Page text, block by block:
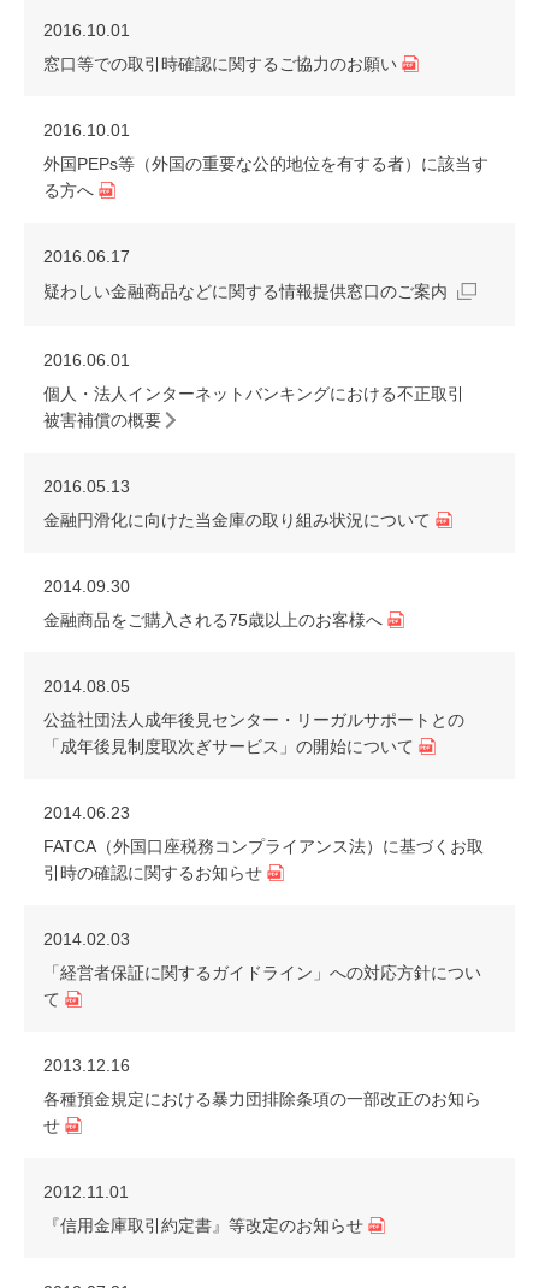
2016.10.01
窓口等での取引時確認に関するご協力のお願い
2016.10.01
外国PEPs等（外国の重要な公的地位を有する者）に該当す
る方へ
2016.06.17
疑わしい金融商品などに関する情報提供窓口のご案内
2016.06.01
個人・法人インターネットバンキングにおける不正取引
被害補償の概要
2016.05.13
金融円滑化に向けた当金庫の取り組み状況について
2014.09.30
金融商品をご購入される75歳以上のお客様へ
2014.08.05
公益社団法人成年後見センター・リーガルサポートとの
「成年後見制度取次ぎサービス」の開始について
2014.06.23
FATCA（外国口座税務コンプライアンス法）に基づくお取
引時の確認に関するお知らせ
2014.02.03
「経営者保証に関するガイドライン」への対応方針につい
て
2013.12.16
各種預金規定における暴力団排除条項の一部改正のお知ら
せ
2012.11.01
『信用金庫取引約定書』等改定のお知らせ